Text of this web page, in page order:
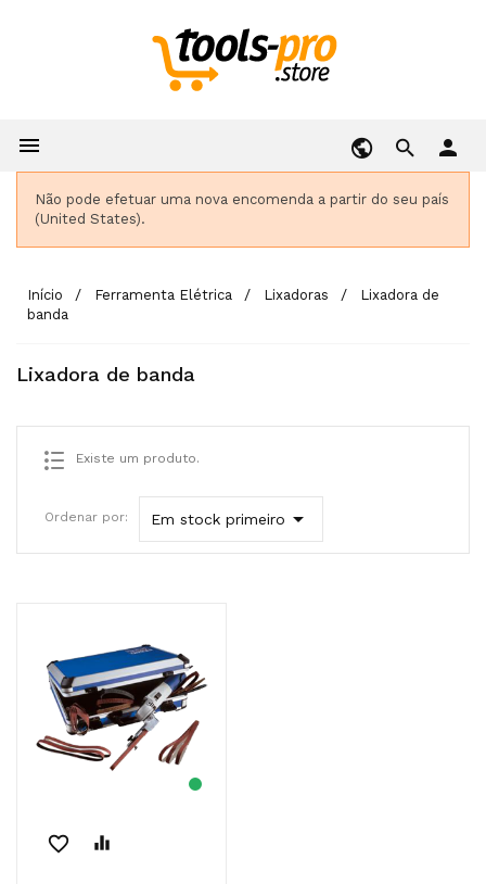
 person
Não pode efetuar uma nova encomenda a partir do seu país
(United States).
Início Ferramenta Elétrica Lixadoras
Lixadora de
banda
Lixadora de banda
Existe um produto.
Ordenar por: Em stock primeiro 
favorite_border equalizer